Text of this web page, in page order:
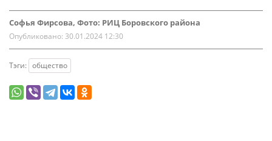
Софья Фирсова, Фото: РИЦ Боровского района
Опубликовано: 30.01.2024 12:30
Тэги: общество